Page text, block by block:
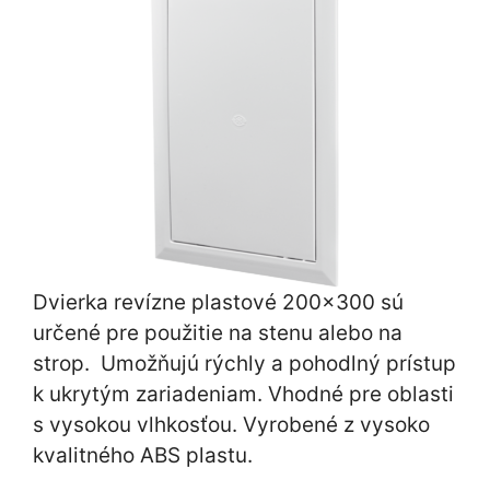
Dvierka revízne plastové 200×300 sú
určené pre použitie na stenu alebo na
strop. Umožňujú rýchly a pohodlný prístup
k ukrytým zariadeniam. Vhodné pre oblasti
s vysokou vlhkosťou. Vyrobené z vysoko
kvalitného ABS plastu.